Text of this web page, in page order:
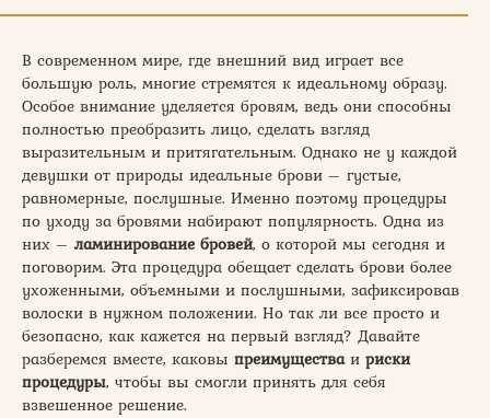
В современном мире, где внешний вид играет все
большую роль, многие стремятся к идеальному образу.
Особое внимание уделяется бровям, ведь они способны
полностью преобразить лицо, сделать взгляд
выразительным и притягательным. Однако не у каждой
девушки от природы идеальные брови – густые,
равномерные, послушные. Именно поэтому процедуры
по уходу за бровями набирают популярность. Одна из
них – ламинирование бровей, о которой мы сегодня и
поговорим. Эта процедура обещает сделать брови более
ухоженными, объемными и послушными, зафиксировав
волоски в нужном положении. Но так ли все просто и
безопасно, как кажется на первый взгляд? Давайте
разберемся вместе, каковы преимуществаи риски
процедуры, чтобы вы смогли принять для себя
взвешенное решение.